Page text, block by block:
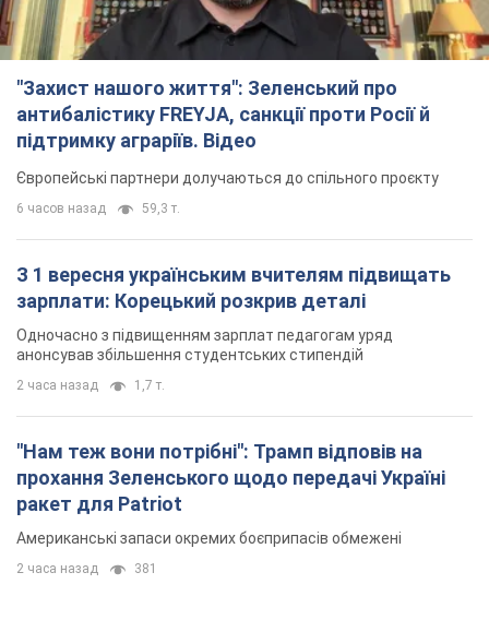
"Захист нашого життя": Зеленський про
антибалістику FREYJA, санкції проти Росії й
підтримку аграріїв. Відео
Європейські партнери долучаються до спільного проєкту
6 часов назад 59,3 т.
З 1 вересня українським вчителям підвищать
зарплати: Корецький розкрив деталі
Одночасно з підвищенням зарплат педагогам уряд
анонсував збільшення студентських стипендій
2 часа назад 1,7 т.
"Нам теж вони потрібні": Трамп відповів на
прохання Зеленського щодо передачі Україні
ракет для Patriot
Американські запаси окремих боєприпасів обмежені
2 часа назад 381